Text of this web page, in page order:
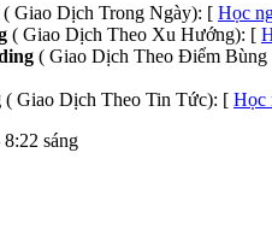
( Giao Dịch Trong Ngày): [ Học
( Giao Dịch Theo Xu Hướng): [
( Giao Dịch Theo Điểm Bùng
( Giao Dịch Theo Tin Tức): [ Học
sáng